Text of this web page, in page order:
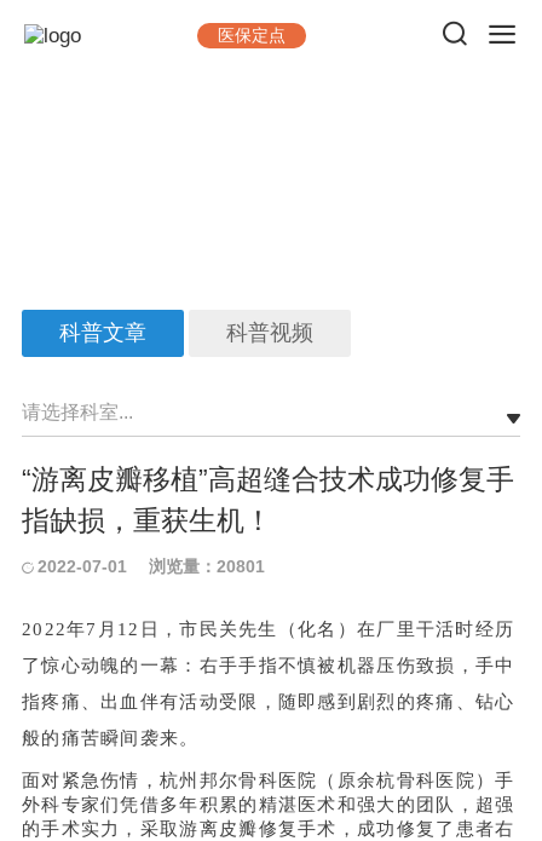
医保定点
科普文章 科普视频
请选择科室...
“游离皮瓣移植”高超缝合技术成功修复手
指缺损，重获生机！
2022-07-01 浏览量：20801
2022年7月12日，市民关先生（化名）在厂里干活时经历
了惊心动魄的一幕：右手手指不慎被机器压伤致损，手中
指疼痛、出血伴有活动受限，随即感到剧烈的疼痛、钻心
般的痛苦瞬间袭来。
面对紧急伤情，杭州邦尔骨科医院（原余杭骨科医院）手
外科专家们凭借多年积累的精湛医术和强大的团队，超强
的手术实力，采取游离皮瓣修复手术，成功修复了患者右